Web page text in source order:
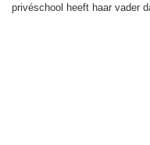
privéschool heeft haar vader